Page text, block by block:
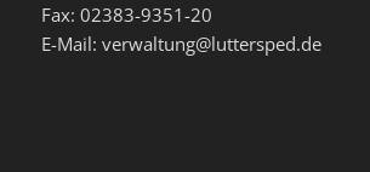
Fax: 02383-9351-20
E-Mail: verwaltung@luttersped.de